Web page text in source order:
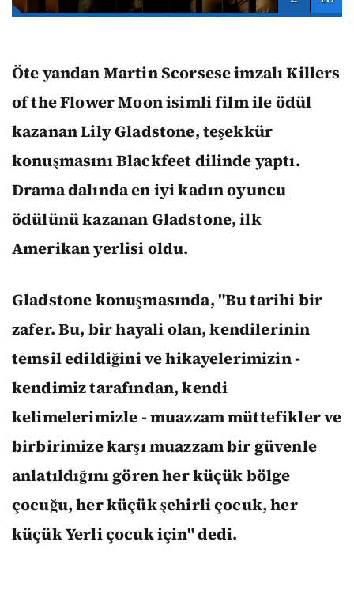
Öte yandan Martin Scorsese imzalı Killers
of the Flower Moon isimli film ile ödül
kazanan Lily Gladstone, teşekkür
konuşmasını Blackfeet dilinde yaptı.
Drama dalında en iyi kadın oyuncu
ödülünü kazanan Gladstone, ilk
Amerikan yerlisi oldu.
Gladstone konuşmasında, "Bu tarihi bir
zafer. Bu, bir hayali olan, kendilerinin
temsil edildiğini ve hikayelerimizin -
kendimiz tarafından, kendi
kelimelerimizle - muazzam müttefikler ve
birbirimize karşı muazzam bir güvenle
anlatıldığını gören her küçük bölge
çocuğu, her küçük şehirli çocuk, her
küçük Yerli çocuk için" dedi.